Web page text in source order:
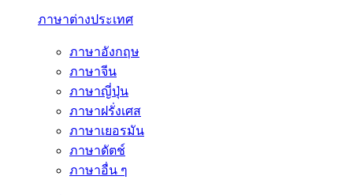
ภาษาต่างประเทศ
ภาษาอังกฤษ
ภาษาจีน
ภาษาญี่ปุ่น
ภาษาฝรั่งเศส
ภาษาเยอรมัน
ภาษาดัตช์
ภาษาอื่น ๆ